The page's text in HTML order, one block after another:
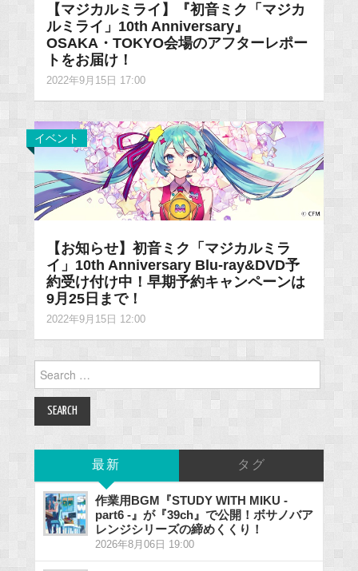
【マジカルミライ】『初音ミク「マジカ
ルミライ」10th Anniversary』
OSAKA・TOKYO会場のアフターレポー
トをお届け！
2022年9月15日 17:00
イベント
【お知らせ】初音ミク「マジカルミラ
イ」10th Anniversary Blu-ray&DVD予
約受け付け中！早期予約キャンペーンは
9月25日まで！
2022年9月15日 12:00
Search
for:
最新 タグ
作業用BGM『STUDY WITH MIKU -
part6 -』が『39ch』で公開！ボサノバア
レンジシリーズの締めくくり！
2026年8月06日 19:00